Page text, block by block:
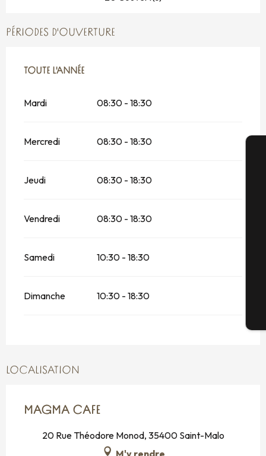
PÉRIODES D'OUVERTURE
TOUTE L'ANNÉE
TOUTE L'ANNÉE
Mardi 08:30 - 18:30
Mercredi 08:30 - 18:30
Jeudi 08:30 - 18:30
Vendredi 08:30 - 18:30
Samedi 10:30 - 18:30
Dimanche 10:30 - 18:30
LOCALISATION
MAGMA CAFE
20 Rue Théodore Monod, 35400 Saint-Malo